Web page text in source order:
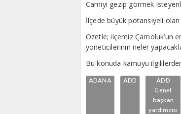
Camiyi gezip görmek
İlçede büyük potansiyeli olan
Özetle; ilçemiz Çamoluk’un
yöneticilerinin neler
Bu konuda kamuyu
ADANA ADD
ADD
Genel
başkan
yardımcısı